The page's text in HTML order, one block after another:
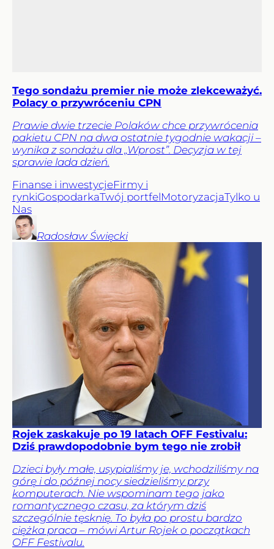
Tego sondażu premier nie może zlekceważyć.
Polacy o przywróceniu CPN
Prawie dwie trzecie Polaków chce przywrócenia
pakietu CPN na dwa ostatnie tygodnie wakacji –
wynika z sondażu dla „Wprost”. Decyzja w tej
sprawie lada dzień.
Finanse i inwestycjeFirmy i
rynkiGospodarkaTwój portfelMotoryzacjaTylko u
Nas
Radosław Święcki
Rojek zaskakuje po 19 latach OFF Festivalu:
Dziś prawdopodobnie bym tego nie zrobił
Dzieci były małe, usypialiśmy je, wchodziliśmy na
górę i do późnej nocy siedzieliśmy przy
komputerach. Nie wspominam tego jako
romantycznego czasu, za którym dziś
szczególnie tęsknię. To była po prostu bardzo
ciężka praca – mówi Artur Rojek o początkach
OFF Festivalu.